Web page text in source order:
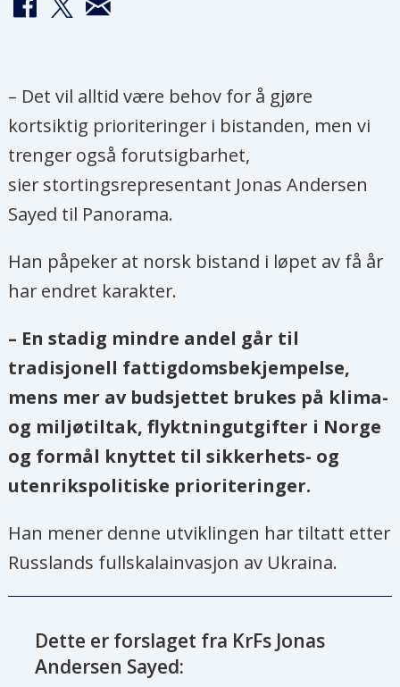
– Det vil alltid være behov for å gjøre
kortsiktig prioriteringer i bistanden, men vi
trenger også forutsigbarhet,
sier stortingsrepresentant Jonas Andersen
Sayed til Panorama.
Han påpeker at norsk bistand i løpet av få år
har endret karakter.
– En stadig mindre andel går til
tradisjonell fattigdomsbekjempelse,
mens mer av budsjettet brukes på klima-
og miljøtiltak, flyktningutgifter i Norge
og formål knyttet til sikkerhets- og
utenrikspolitiske prioriteringer.
Han mener denne utviklingen har tiltatt etter
Russlands fullskalainvasjon av Ukraina.
Dette er forslaget fra KrFs Jonas
Andersen Sayed: